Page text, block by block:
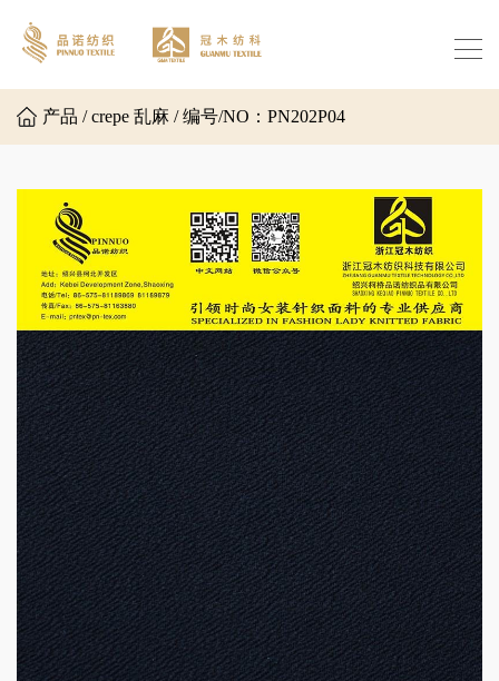
产品 / crepe 乱麻 / 编号/NO：PN202P04